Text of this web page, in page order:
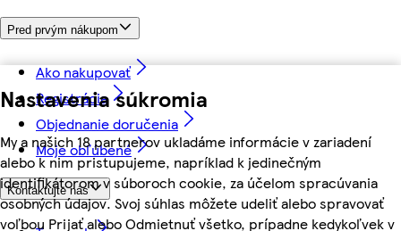
Nastavenia súkromia
My a našich 18 partnerov ukladáme informácie v zariadení
alebo k nim pristupujeme, napríklad k jedinečným
identifikátorom v súboroch cookie, za účelom spracúvania
osobných údajov. Svoj súhlas môžete udeliť alebo spravovať
voľbou Prijať alebo Odmietnuť všetko, prípadne kedykoľvek v
Pred prvým nákupom
Ako nakupovať
Registrácia
Objednanie doručenia
Moje obľúbené
Kontaktujte nás